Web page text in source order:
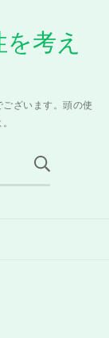
考え
ざいます。頭の使